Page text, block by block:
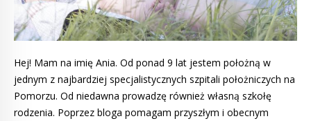
Hej! Mam na imię Ania. Od ponad 9 lat jestem położną w
jednym z najbardziej specjalistycznych szpitali położniczych na
Pomorzu. Od niedawna prowadzę również własną szkołę
rodzenia. Poprzez bloga pomagam przyszłym i obecnym